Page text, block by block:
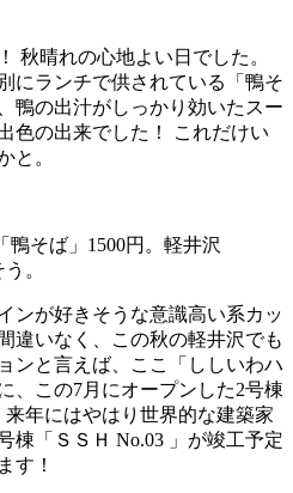
秋晴れの心地よい日でした。
にランチで供されている「鴨そ
鴨の出汁がしっかり効いたスー
色の出来でした！ これだけい
と。
そば」1500円。軽井沢
。
ンが好きそうな意識高い系カッ
違いなく、この秋の軽井沢でも
ンと言えば、ここ「ししいわハ
、この7月にオープンした2号棟
来年にはやはり世界的な建築家
棟「ＳＳＨ No.03 」が竣工予定
す！